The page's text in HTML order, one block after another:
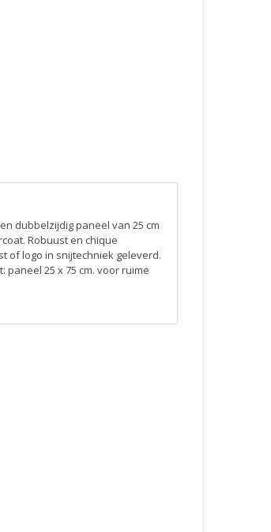
dubbelzijdig paneel van 25 cm
Robuust en chique
of logo in snijtechniek geleverd.
25 x 75 cm. voor ruime